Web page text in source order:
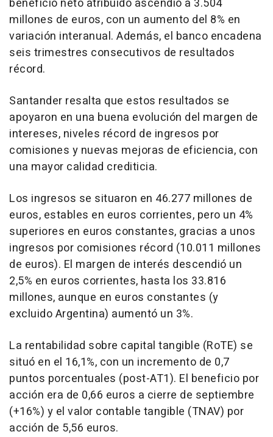
millones de euros, con un aumento del 8% en
variación interanual. Además, el banco encadena
seis trimestres consecutivos de resultados
récord.
Santander resalta que estos resultados se
apoyaron en una buena evolución del margen de
intereses, niveles récord de ingresos por
comisiones y nuevas mejoras de eficiencia, con
una mayor calidad crediticia.
Los ingresos se situaron en 46.277 millones de
euros, estables en euros corrientes, pero un 4%
superiores en euros constantes, gracias a unos
ingresos por comisiones récord (10.011 millones
de euros). El margen de interés descendió un
2,5% en euros corrientes, hasta los 33.816
millones, aunque en euros constantes (y
excluido Argentina) aumentó un 3%.
La rentabilidad sobre capital tangible (RoTE) se
situó en el 16,1%, con un incremento de 0,7
puntos porcentuales (post-AT1). El beneficio por
acción era de 0,66 euros a cierre de septiembre
(+16%) y el valor contable tangible (TNAV) por
acción de 5,56 euros.